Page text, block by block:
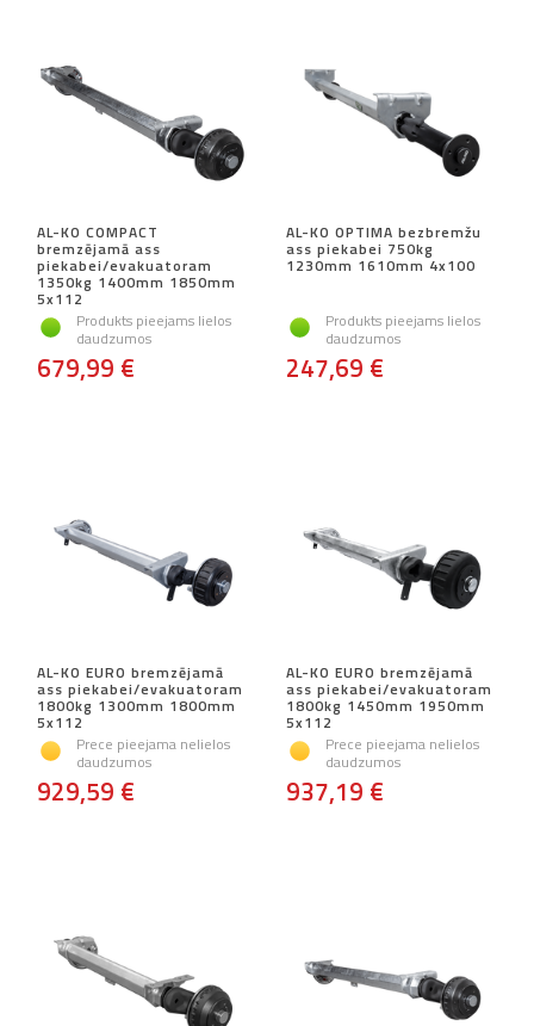
AL-KO COMPACT
bremzējamā ass
piekabei/evakuatoram
1350kg 1400mm 1850mm
5x112
Produkts pieejams lielos
daudzumos
679,99 €
AL-KO OPTIMA bezbremžu
ass piekabei 750kg
1230mm 1610mm 4x100
Produkts pieejams lielos
daudzumos
247,69 €
AL-KO EURO bremzējamā
ass piekabei/evakuatoram
1800kg 1300mm 1800mm
5x112
Prece pieejama nelielos
daudzumos
929,59 €
AL-KO EURO bremzējamā
ass piekabei/evakuatoram
1800kg 1450mm 1950mm
5x112
Prece pieejama nelielos
daudzumos
937,19 €